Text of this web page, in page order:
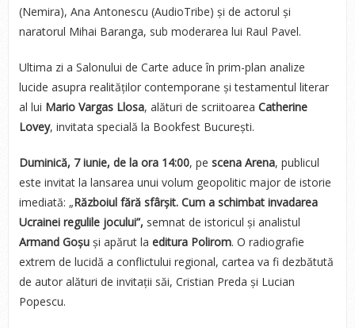
(Nemira), Ana Antonescu (AudioTribe) și de actorul și
naratorul Mihai Baranga, sub moderarea lui Raul Pavel.
Ultima zi a Salonului de Carte aduce în prim-plan analize
lucide asupra realităților contemporane și testamentul literar
al lui Mario Vargas Llosa, alături de scriitoarea Catherine
Lovey, invitata specială la Bookfest București.
Duminică, 7 iunie, de la ora 14:00, pe scena Arena, publicul
este invitat la lansarea unui volum geopolitic major de istorie
imediată: „Războiul fără sfârșit. Cum a schimbat invadarea
Ucrainei regulile jocului”, semnat de istoricul și analistul
Armand Goșuși apărut la editura Polirom. O radiografie
extrem de lucidă a conflictului regional, cartea va fi dezbătută
de autor alături de invitații săi, Cristian Preda și Lucian
Popescu.